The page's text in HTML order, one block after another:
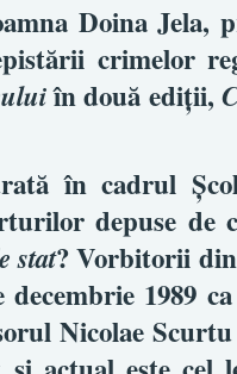
Doina Jela,
crimelor
în două ediţii,
în cadrul
depuse de
stat? Vorbitorii
1989
Nicolae